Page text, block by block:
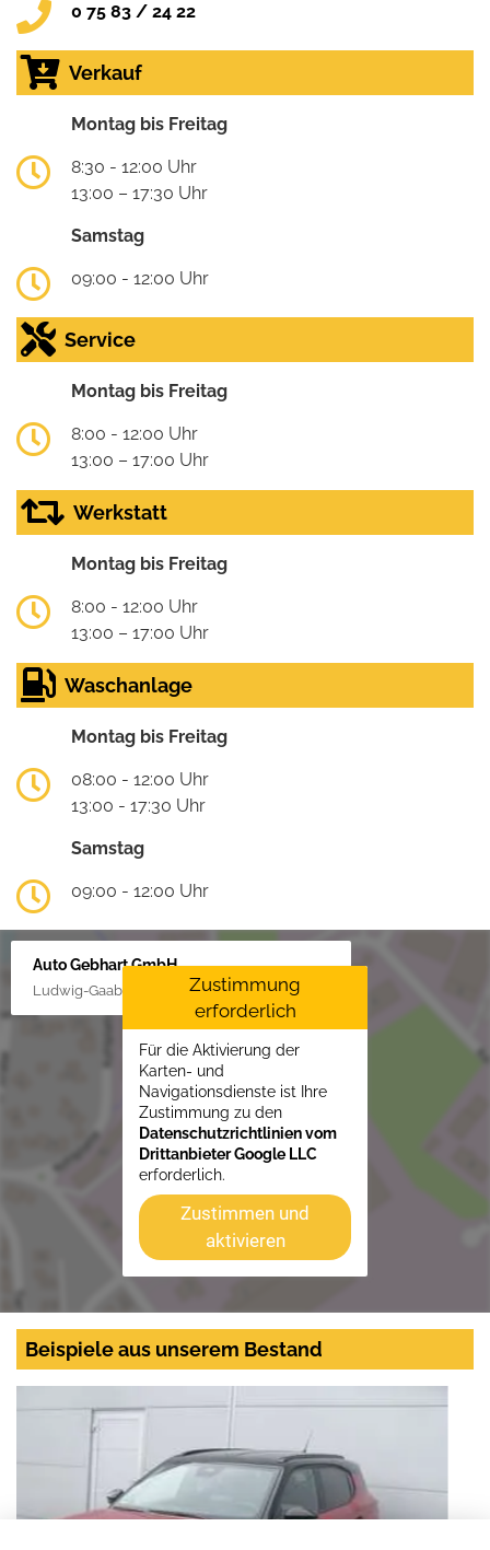
0 75 83 / 24 22
Verkauf
Montag bis Freitag
8:30 - 12:00 Uhr
13:00 – 17:30 Uhr
Samstag
09:00 - 12:00 Uhr
Service
Montag bis Freitag
8:00 - 12:00 Uhr
13:00 – 17:00 Uhr
Werkstatt
Montag bis Freitag
8:00 - 12:00 Uhr
13:00 – 17:00 Uhr
Waschanlage
Montag bis Freitag
08:00 - 12:00 Uhr
13:00 - 17:30 Uhr
Samstag
09:00 - 12:00 Uhr
Auto Gebhart GmbH
Ludwig-Gaab-Str. 4, 88427 Bad Schussenried
Zustimmung
erforderlich
Für die Aktivierung der
Karten- und
Navigationsdienste ist Ihre
Zustimmung zu den
Datenschutzrichtlinien vom
Drittanbieter Google LLC
erforderlich.
Zustimmen und
aktivieren
Beispiele aus unserem Bestand